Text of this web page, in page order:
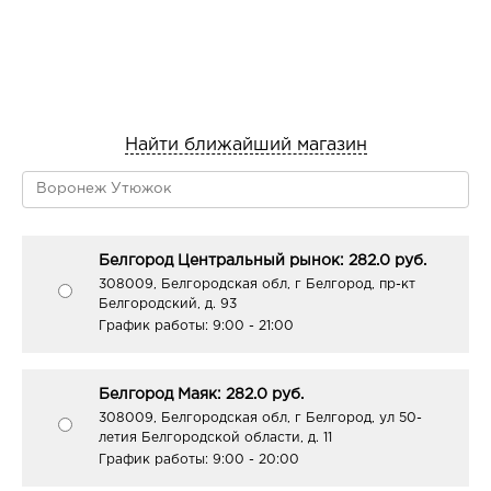
Найти ближайший магазин
Белгород Центральный рынок: 282.0 руб.
308009, Белгородская обл, г Белгород, пр-кт
Белгородский, д. 93
График работы: 9:00 - 21:00
Белгород Маяк: 282.0 руб.
308009, Белгородская обл, г Белгород, ул 50-
летия Белгородской области, д. 11
График работы: 9:00 - 20:00